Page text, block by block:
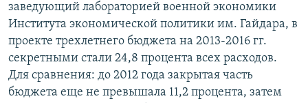
заведующий лабораторией военной экономики
Института экономической политики им. Гайдара, в
проекте трехлетнего бюджета на 2013-2016 гг.
секретными стали 24,8 процента всех расходов.
Для сравнения: до 2012 года закрытая часть
бюджета еще не превышала 11,2 процента, затем